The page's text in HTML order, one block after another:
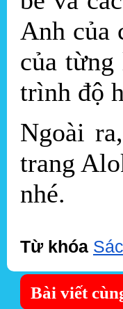
Anh của
của từng
trình độ
Ngoài
trang
nhé.
Từ khóa
Bài viết